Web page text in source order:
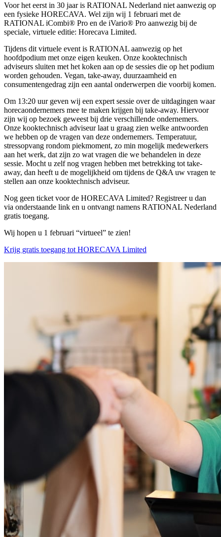
Voor het eerst in 30 jaar is RATIONAL Nederland niet aanwezig op
een fysieke HORECAVA. Wel zijn wij 1 februari met de
RATIONAL iCombi® Pro en de iVario® Pro aanwezig bij de
speciale, virtuele editie: Horecava Limited.
Tijdens dit virtuele event is RATIONAL aanwezig op het
hoofdpodium met onze eigen keuken. Onze kooktechnisch
adviseurs sluiten met het koken aan op de sessies die op het podium
worden gehouden. Vegan, take-away, duurzaamheid en
consumentengedrag zijn een aantal onderwerpen die voorbij komen.
Om 13:20 uur geven wij een expert sessie over de uitdagingen waar
horecaondernemers mee te maken krijgen bij take-away. Hiervoor
zijn wij op bezoek geweest bij drie verschillende ondernemers.
Onze kooktechnisch adviseur laat u graag zien welke antwoorden
we hebben op de vragen van deze ondernemers. Temperatuur,
stressopvang rondom piekmoment, zo min mogelijk medewerkers
aan het werk, dat zijn zo wat vragen die we behandelen in deze
sessie. Mocht u zelf nog vragen hebben met betrekking tot take-
away, dan heeft u de mogelijkheid om tijdens de Q&A uw vragen te
stellen aan onze kooktechnisch adviseur.
Nog geen ticket voor de HORECAVA Limited? Registreer u dan
via onderstaande link en u ontvangt namens RATIONAL Nederland
gratis toegang.
Wij hopen u 1 februari “virtueel” te zien!
Krijg gratis toegang tot HORECAVA Limited